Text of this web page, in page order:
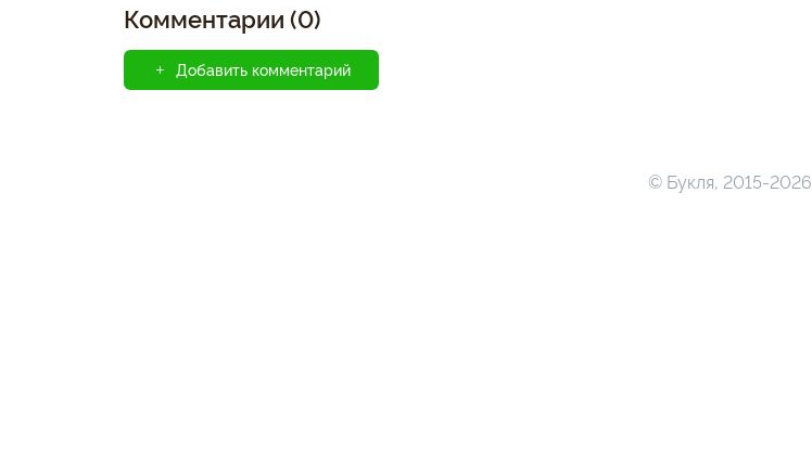
Комментарии (0)
Добавить комментарий
© Букля, 2015-2026